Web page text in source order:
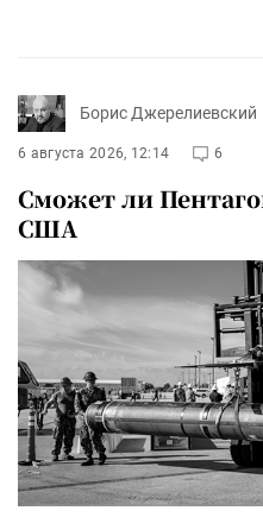
Борис Джерелиевский
6 августа 2026, 12:14 6
Сможет ли
США